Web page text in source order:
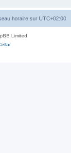
horaire sur UTC+02:00
Limited